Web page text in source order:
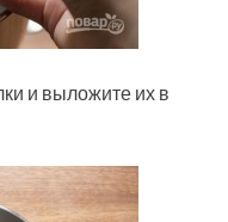
и выложите их в